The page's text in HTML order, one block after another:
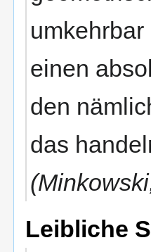
einen
den
das
Leibliche